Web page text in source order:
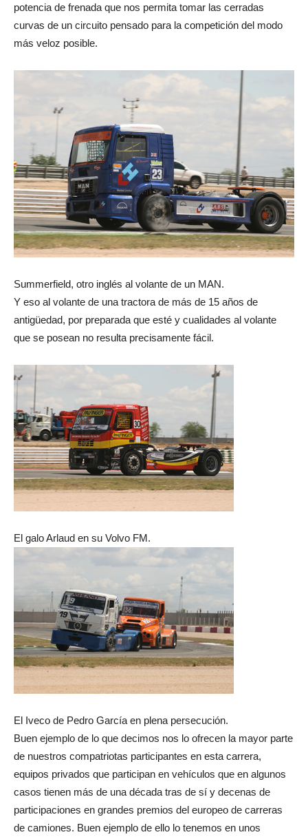
potencia de frenada que nos permita tomar las cerradas
curvas de un circuito pensado para la competición del modo
más veloz posible.
Summerfield, otro inglés al volante de un MAN.
Y eso al volante de una tractora de más de 15 años de
antigüedad, por preparada que esté y cualidades al volante
que se posean no resulta precisamente fácil.
El galo Arlaud en su Volvo FM.
El Iveco de Pedro García en plena persecución.
Buen ejemplo de lo que decimos nos lo ofrecen la mayor parte
de nuestros compatriotas participantes en esta carrera,
equipos privados que participan en vehículos que en algunos
casos tienen más de una década tras de sí y decenas de
participaciones en grandes premios del europeo de carreras
de camiones. Buen ejemplo de ello lo tenemos en unos